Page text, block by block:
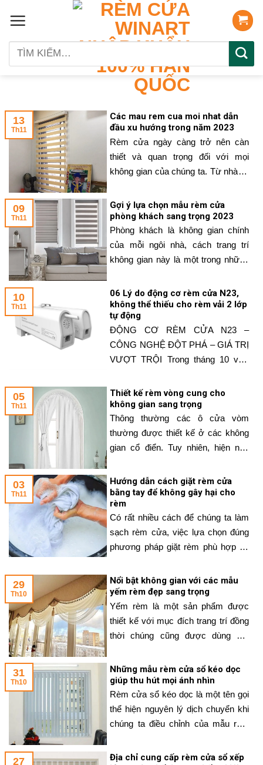
content
Tìm
Các mau rem cua moi nhat dẫn
đầu xu hướng trong năm 2023
Rèm cửa ngày càng trở nên càn
thiết và quan trọng đối với mọi
không gian của chúng ta. Từ nhà ở,
phòng nhà xưởng. Các mẫu rèm
luôn được cải tiến cả về chất liệu và
kiểu dáng để ngày càng phù hợp
với cuộc sống. Dưới
13
Th11
Gợi ý lựa chọn mẫu rèm cửa
phòng khách sang trọng 2023
Phòng khách là không gian chính
của mỗi ngôi nhà, cách trang trí
không gian này là một trong những
chủ nhà. Dưới đây sẽ là một số yếu
tố giúp bạn lựa chọn được mẫu rèm
cửa phòng khách sang trọng 2023.
Một số tiêu
09
Th11
06 Lý do động cơ rèm cửa N23,
không thể thiếu cho rèm vải 2 lớp
tự động
ĐỘNG CƠ RÈM CỬA N23 –
CÔNG NGHỆ ĐỘT PHÁ – GIÁ TRỊ
VƯỢT TRỘI Trong tháng 10 vừa
phân phối động cơ rèm cửa N23
dùng cho rèm vải tự động 2 lớp.
Động cơ đôi N23 đã đón nhận được
sự tin tưởng và đánh giá
10
Th11
Thiết kế rèm vòng cung cho
không gian sang trọng
Thông thường các ô cửa vòm
thường được thiết kế ở các không
gian cổ điển. Tuy nhiên, hiện nay
hiện đại cũng đang có xu hướng
thiết kế các mẫu cửa vòng cung
hay cửa vòm để tạo lên sự độc đáo
cho ngôi nhà. Cùng với
05
Th11
Hướng dẫn cách giặt rèm cửa
bằng tay để không gây hại cho
rèm
Có rất nhiều cách để chúng ta làm
sạch rèm cửa, việc lựa chọn đúng
phương pháp giặt rèm phù hợp sẽ
giữ được độ bền lâu. Dưới đây
WinArt sẽ hướng dẫn bạn cách giặt
rèm cửa bằng tay hiệu quả nhất và
đảm bảo an
03
Th11
Nổi bật không gian với các mẫu
yếm rèm đẹp sang trọng
Yếm rèm là một sản phẩm được
thiết kế với mục đích trang trí đồng
thời chúng cũng được dùng với
thanh treo rèm, của những vết may,
đường may bị lộ. Với đa dạng các
mẫu yếm rèm đẹp, bạn sẽ lựa chọn
được yếm rèm phù
29
Th10
Những mẫu rèm cửa sổ kéo dọc
giúp thu hút mọi ánh nhìn
Rèm cửa sổ kéo dọc là một tên gọi
thể hiện nguyên lý dịch chuyển khi
chúng ta điều chỉnh của mẫu rèm
nâng, hạ rèm thì tấm rèm sẽ di
31
Th10
Địa chỉ cung cấp rèm cửa sổ xếp
27